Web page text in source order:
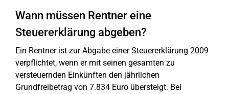
Wann müssen Rentner eine
Steuererklärung abgeben?
Ein Rentner ist zur Abgabe einer Steuererklärung 2009
verpflichtet, wenn er mit seinen gesamten zu
versteuernden Einkünften den jährlichen
Grundfreibetrag von 7.834 Euro übersteigt. Bei